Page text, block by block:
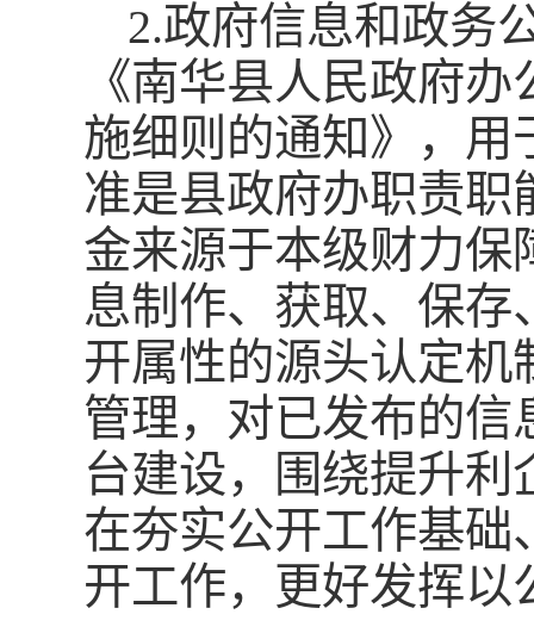
2.政府信息和政务
《南华县人民政府
施细则的通知》，用
准是县政府办职责
金来源于本级财力保
息制作、获取、保
开属性的源头认定
管理，对已发布的
台建设，围绕提升
在夯实公开工作基础
开工作，更好发挥